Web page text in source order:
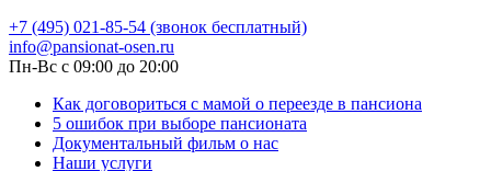
+7 (495) 021-85-54 (звонок бесплатный)
info@pansionat-osen.ru
Пн-Вс с 09:00 до 20:00
Как договориться с мамой о переезде в пансиона
5 ошибок при выборе пансионата
Документальный фильм о нас
Наши услуги